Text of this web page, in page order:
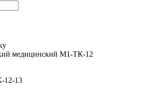
медицинский М1-ТК-12
13